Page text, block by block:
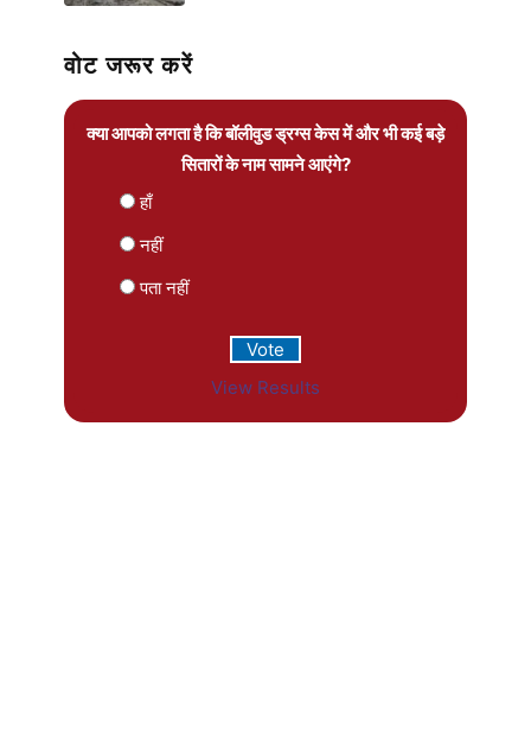
वोट जरूर करें
क्या आपको लगता है कि बॉलीवुड ड्रग्स केस में और भी कई बड़े
सितारों के नाम सामने आएंगे?
हाँ
नहीं
पता नहीं
View Results